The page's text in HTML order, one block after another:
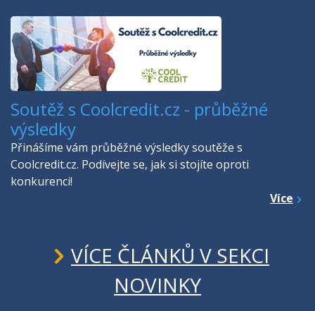
Soutěž s Coolcredit.cz - průběžné
výsledky
Přinášíme vám průběžné výsledky soutěže s
Coolcredit.cz. Podívejte se, jak si stojíte oproti
konkurenci!
Více
VÍCE ČLÁNKŮ V SEKCI
NOVINKY